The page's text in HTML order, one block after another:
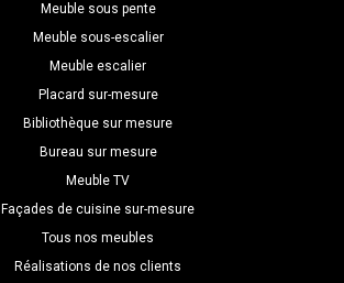
Meuble sous pente
Meuble sous-escalier
Meuble escalier
Placard sur-mesure
Bibliothèque sur mesure
Bureau sur mesure
Meuble TV
Façades de cuisine sur-mesure
Tous nos meubles
Réalisations de nos clients